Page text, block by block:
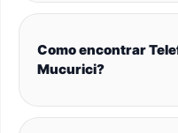
Como encontrar
Mucurici?